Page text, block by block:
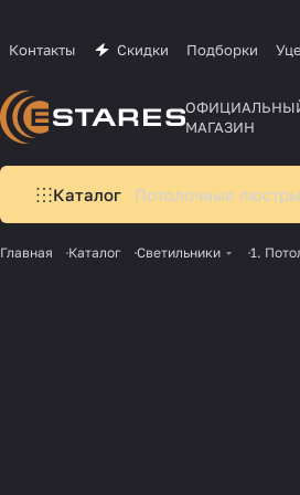
Контакты Скидки Подборки
МАГАЗИН
Каталог Потолочные люстры
Главная Каталог Светильники 1.